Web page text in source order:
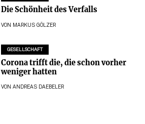
Die Schönheit des Verfalls
VON MARKUS GÖLZER
GESELLSCHAFT
Corona trifft die, die schon vorher
weniger hatten
VON ANDREAS DAEBELER